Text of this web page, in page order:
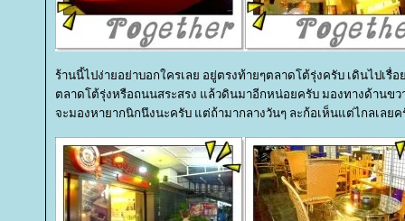
ร้านนี้ไปง่ายอย่าบอกใครเลย อยู่ตรงท้ายๆตลาดโต้รุ่งครับ เดินไปเรื่
ตลาดโต้รุ่งหรือถนนสระสรง แล้วดินมาอีกหน่อยครับ มองทางด้านขว
จะมองหายากนิกนึงนะครับ แต่ถ้ามากลางวันๆ ละก้อเห็นแต่ไกลเลยค